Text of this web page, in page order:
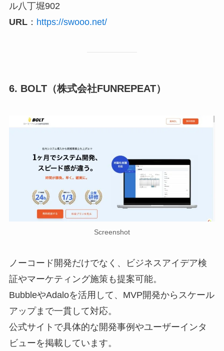
ル八丁堀902
URL： https://swooo.net/
6. BOLT（株式会社FUNREPEAT）
Screenshot
ノーコード開発だけでなく、ビジネスアイデア検
証やマーケティング施策も提案可能。
BubbleやAdaloを活用して、MVP開発からスケール
アップまで一貫して対応。
公式サイトで具体的な開発事例やユーザーインタ
ビューを掲載しています。